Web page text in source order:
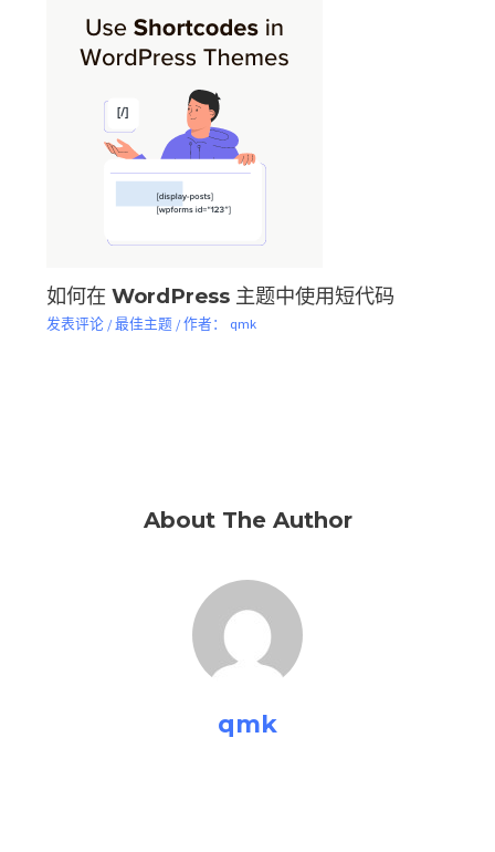
如何在 WordPress 主题中使用短代码
发表评论 /最佳主题/ 作者： qmk
About The Author
qmk